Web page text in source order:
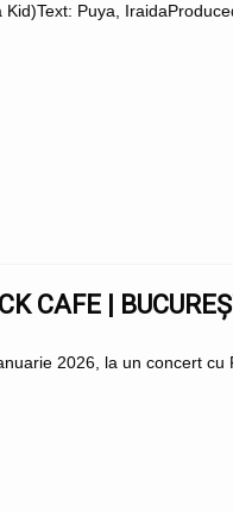
Puya,
CAFE |
2026, la un concert cu